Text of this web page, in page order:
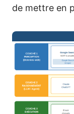
de mettre en